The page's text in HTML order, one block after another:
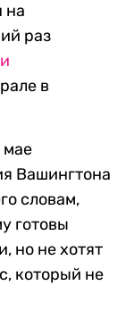
на
раз
в
мае
Вашингтона
словам,
готовы
но не хотят
который не